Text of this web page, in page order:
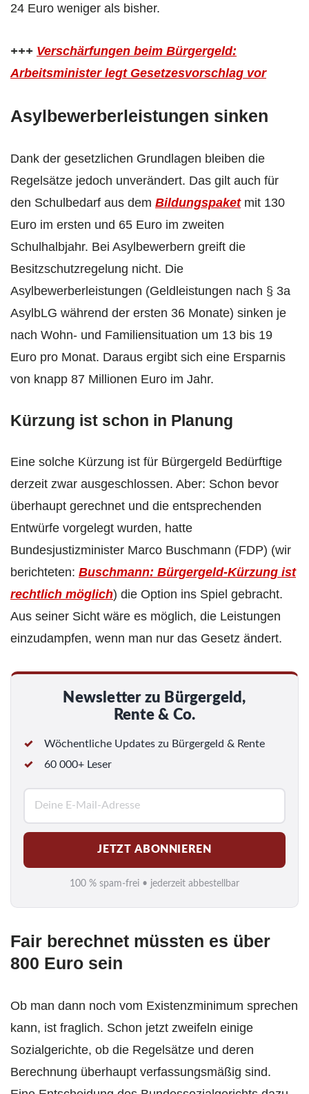
24 Euro weniger als bisher.
+++ Verschärfungen beim Bürgergeld:
Arbeitsminister legt Gesetzesvorschlag vor
Asylbewerberleistungen sinken
Dank der gesetzlichen Grundlagen bleiben die
Regelsätze jedoch unverändert. Das gilt auch für
den Schulbedarf aus dem Bildungspaketmit 130
Euro im ersten und 65 Euro im zweiten
Schulhalbjahr. Bei Asylbewerbern greift die
Besitzschutzregelung nicht. Die
Asylbewerberleistungen (Geldleistungen nach § 3a
AsylbLG während der ersten 36 Monate) sinken je
nach Wohn- und Familiensituation um 13 bis 19
Euro pro Monat. Daraus ergibt sich eine Ersparnis
von knapp 87 Millionen Euro im Jahr.
Kürzung ist schon in Planung
Eine solche Kürzung ist für Bürgergeld Bedürftige
derzeit zwar ausgeschlossen. Aber: Schon bevor
überhaupt gerechnet und die entsprechenden
Entwürfe vorgelegt wurden, hatte
Bundesjustizminister Marco Buschmann (FDP) (wir
berichteten: Buschmann: Bürgergeld-Kürzung ist
rechtlich möglich) die Option ins Spiel gebracht.
Aus seiner Sicht wäre es möglich, die Leistungen
einzudampfen, wenn man nur das Gesetz ändert.
Newsletter zu Bürgergeld,
Rente & Co.
Wöchentliche Updates zu Bürgergeld & Rente
60 000+ Leser
M
a
i
l
*
JETZT ABONNIEREN
100 % spam-frei • jederzeit abbestellbar
Fair berechnet müssten es über
800 Euro sein
Ob man dann noch vom Existenzminimum sprechen
kann, ist fraglich. Schon jetzt zweifeln einige
Sozialgerichte, ob die Regelsätze und deren
Berechnung überhaupt verfassungsmäßig sind.